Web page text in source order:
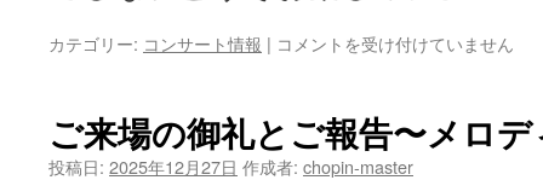
カテゴリー: コンサート情報 | ご
御
礼〜
コメントを受け付けていません
ご来場の御礼とご報告〜メロ
投稿日: 2025年12月27日 作成者: chopin-master